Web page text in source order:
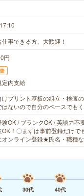
事できる方、大歓迎！
円
定内支給
けプリント基板の組立・検査
はないので自分のペースでも
OK / ブランクOK / 英語力不
！〇まずは事前登録だけで
オンライン登録★氏名・職種
30代 40代